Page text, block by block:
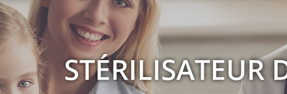
STÉRILISATEUR